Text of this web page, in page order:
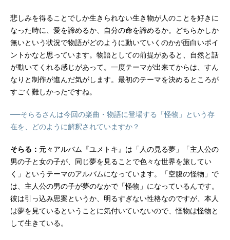
悲しみを得ることでしか生きられない生き物が人のことを好きに
なった時に、愛を諦めるか、自分の命を諦めるか。どちらかしか
無いという状況で物語がどのように動いていくのかが面白いポイ
ントかなと思っています。物語としての前提があると、自然と話
が動いてくれる感じがあって。一度テーマが出来てからは、すん
なりと制作が進んだ気がします。最初のテーマを決めるところが
すごく難しかったですね。
──そらるさんは今回の楽曲・物語に登場する「怪物」という存
在を、どのように解釈されていますか？
そらる： 元々アルバム『ユメトキ』は「人の見る夢」「主人公の
男の子と女の子が、同じ夢を見ることで色々な世界を旅してい
く」というテーマのアルバムになっています。「空腹の怪物」で
は、主人公の男の子が夢のなかで「怪物」になっているんです。
彼は引っ込み思案というか、明るすぎない性格なのですが、本人
は夢を見ているということに気付いていないので、怪物は怪物と
して生きている。